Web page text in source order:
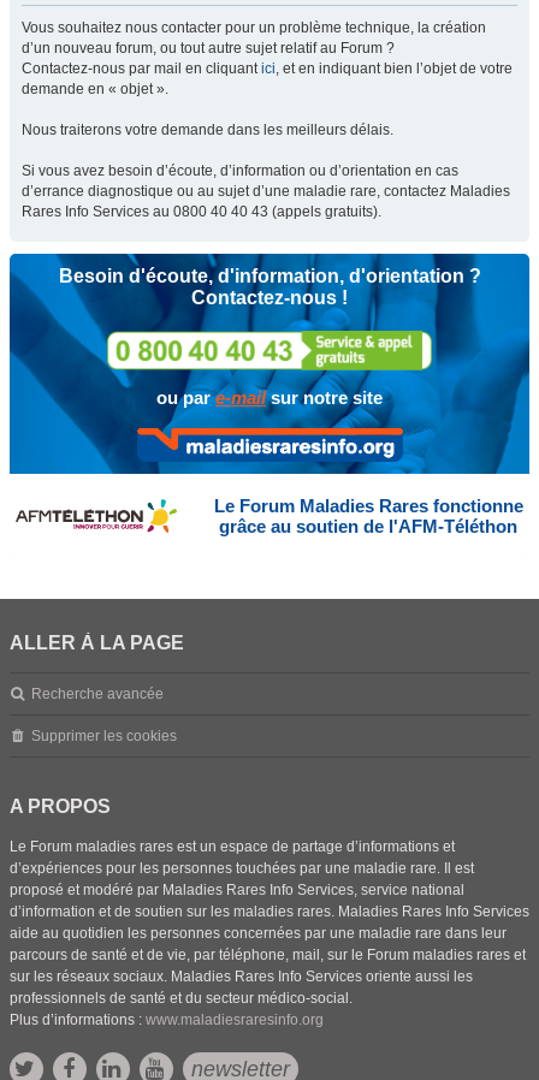
Vous souhaitez nous contacter pour un problème technique, la création
d’un nouveau forum, ou tout autre sujet relatif au Forum ?
Contactez-nous par mail en cliquantici, et en indiquant bien l’objet de votre
demande en « objet ».
Nous traiterons votre demande dans les meilleurs délais.
Si vous avez besoin d’écoute, d’information ou d’orientation en cas
d’errance diagnostique ou au sujet d’une maladie rare, contactez Maladies
Rares Info Services au 0800 40 40 43 (appels gratuits).
Besoin d'écoute, d'information, d'orientation ?
Contactez-nous !
ou pare-mailsur notre site
Le Forum Maladies Rares fonctionne
grâce au soutien de l'AFM-Téléthon
ALLER À LA PAGE
Recherche avancée
Supprimer les cookies
A PROPOS
Le Forum maladies rares est un espace de partage d’informations et
d’expériences pour les personnes touchées par une maladie rare. Il est
proposé et modéré par Maladies Rares Info Services, service national
d’information et de soutien sur les maladies rares. Maladies Rares Info Services
aide au quotidien les personnes concernées par une maladie rare dans leur
parcours de santé et de vie, par téléphone, mail, sur le Forum maladies rares et
sur les réseaux sociaux. Maladies Rares Info Services oriente aussi les
professionnels de santé et du secteur médico-social.
Plus d’informations : www.maladiesraresinfo.org
newsletter